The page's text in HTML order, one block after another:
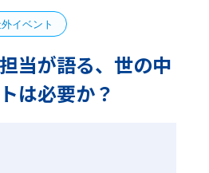
イベント
当が語る、世の中
は必要か？